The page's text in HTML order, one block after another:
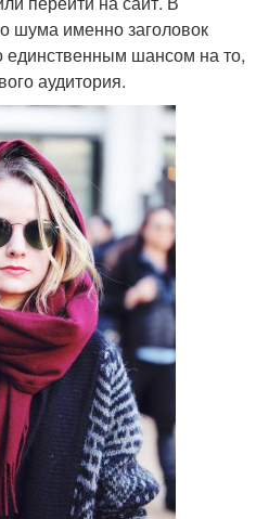
шума именно заголовок
единственным шансом на то,
аудитория.